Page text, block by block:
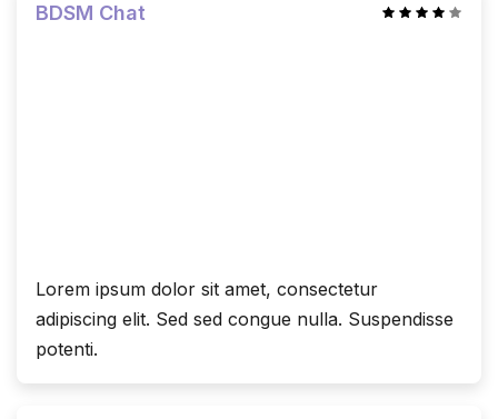
BDSM Chat
Lorem ipsum dolor sit amet, consectetur
adipiscing elit. Sed sed congue nulla. Suspendisse
potenti.